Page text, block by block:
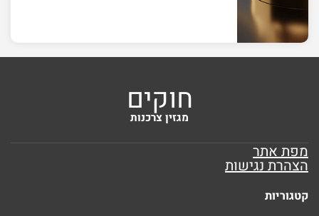
חוקים
מגזין צרכנות
מפת אתר
הצהרת נגישות
קטגוריות